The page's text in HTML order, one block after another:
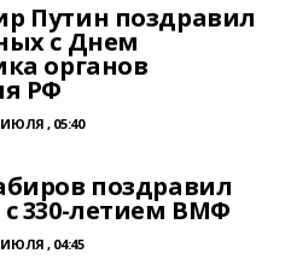
Путин поздравил
с Днем
органов
РФ
ИЮЛЯ , 05:40
поздравил
330-летием ВМФ
ИЮЛЯ , 04:45